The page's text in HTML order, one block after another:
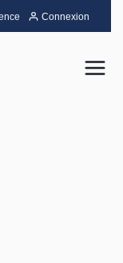
Connexion